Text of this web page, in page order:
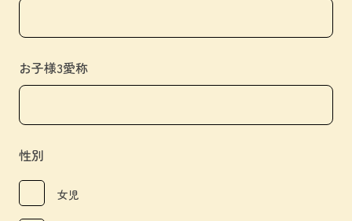
お子様3愛称
性別
女児